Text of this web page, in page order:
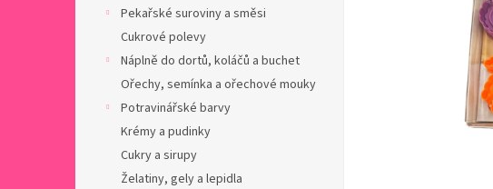
Pekařské suroviny a směsi
Cukrové polevy
Náplně do dortů, koláčů a buchet
Ořechy, semínka a ořechové mouky
Potravinářské barvy
Krémy a pudinky
Cukry a sirupy
Želatiny, gely a lepidla